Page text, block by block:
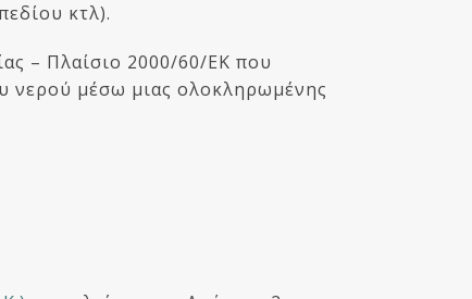
κτλ).
– Πλαίσιο 2000/60/ΕΚ που
νερού μέσω μιας ολοκληρωμένης